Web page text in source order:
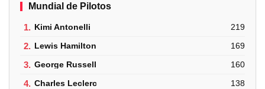
Mundial de Pilotos
1. Kimi Antonelli 219
2. Lewis Hamilton 169
3. George Russell 160
4. Charles Leclerc 138